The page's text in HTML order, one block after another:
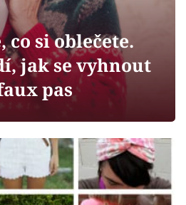
Vary
co si oblečete.
jak se vyhnout
pas